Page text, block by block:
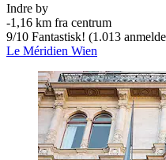
Indre by
‐1,16 km fra centrum
9/10 Fantastisk! (1.013
Le Méridien Wien